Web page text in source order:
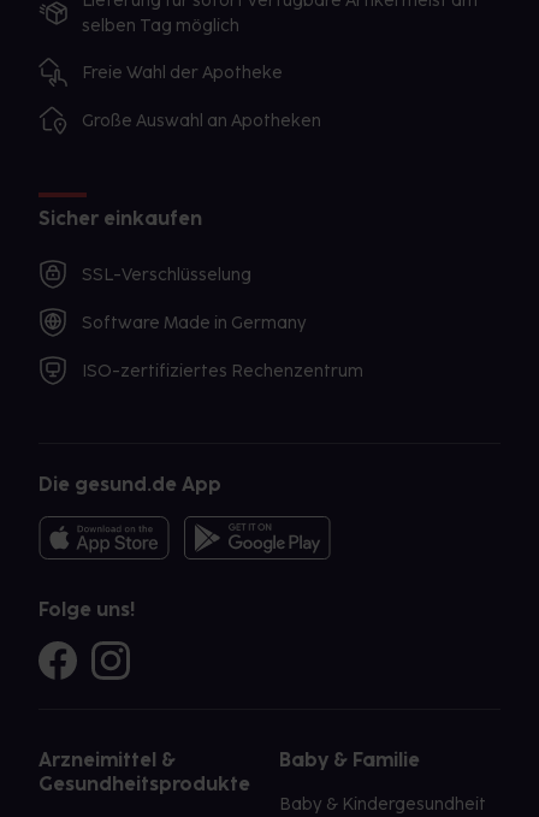
selben Tag möglich
Freie Wahl der Apotheke
Große Auswahl an Apotheken
Sicher einkaufen
SSL-Verschlüsselung
Software Made in Germany
ISO-zertifiziertes Rechenzentrum
Die gesund.de App
Folge uns!
Arzneimittel &
Gesundheitsprodukte
Baby & Familie
Baby & Kindergesundheit